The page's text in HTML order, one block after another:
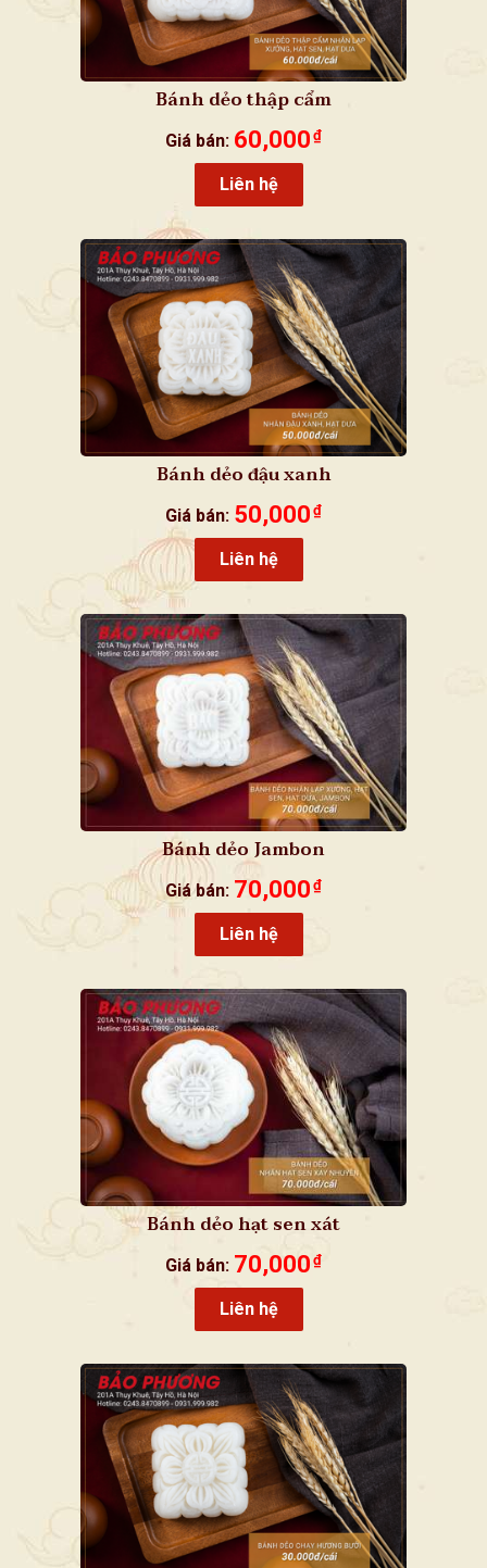
Bánh dẻo thập cẩm
Giá bán: 60,000 ₫
Liên hệ
Bánh dẻo đậu xanh
Giá bán: 50,000 ₫
Liên hệ
Bánh dẻo Jambon
Giá bán: 70,000 ₫
Liên hệ
Bánh dẻo hạt sen xát
Giá bán: 70,000 ₫
Liên hệ